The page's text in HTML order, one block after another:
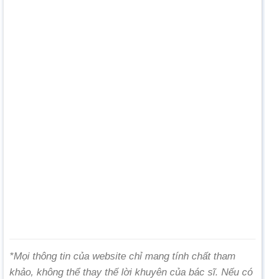
*Mọi thông tin của website chỉ mang tính chất tham
khảo, không thể thay thế lời khuyên của bác sĩ. Nếu có